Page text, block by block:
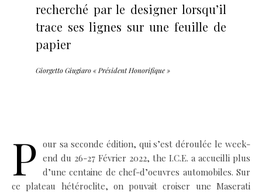
recherché par le designer lorsqu’il
trace ses lignes sur une feuille de
papier
Giorgetto Giugiaro « Président Honorifique »
P our sa seconde édition, qui s’est déroulée le week-
end du 26-27 Février 2022, the I.C.E. a accueilli plus
d’une centaine de chef-d’oeuvres automobiles. Sur
ce plateau hétéroclite, on pouvait croiser une Maserati